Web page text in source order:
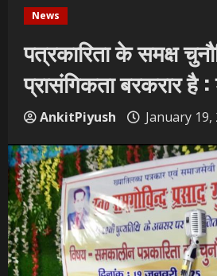
News
पत्रकारिता के समक्ष
प्रासंगिकता बरकरार है :
AnkitPiyush January 19,